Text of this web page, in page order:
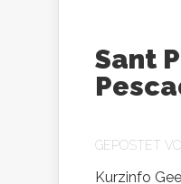
Sant
GEPOSTET
Kurzinfo